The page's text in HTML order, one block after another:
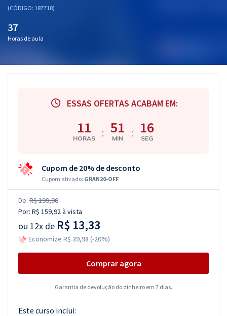
(CÓDIGO: 187718)
37
Horas de aula
ESSAS OFERTAS ACABAM EM:
11
HORAS : 51
MIN : 15
SEG
Cupom de 20% de desconto
Cupom ativado: GRAN20-OFF
De: R$ 199,90
Por: R$ 159,92à vista
ou 12x de R$ 13,33
Economize R$ 39,98 (-20%)
Comprar agora
Garantia de devolução do dinheiro em 7 dias.
Este curso inclui: